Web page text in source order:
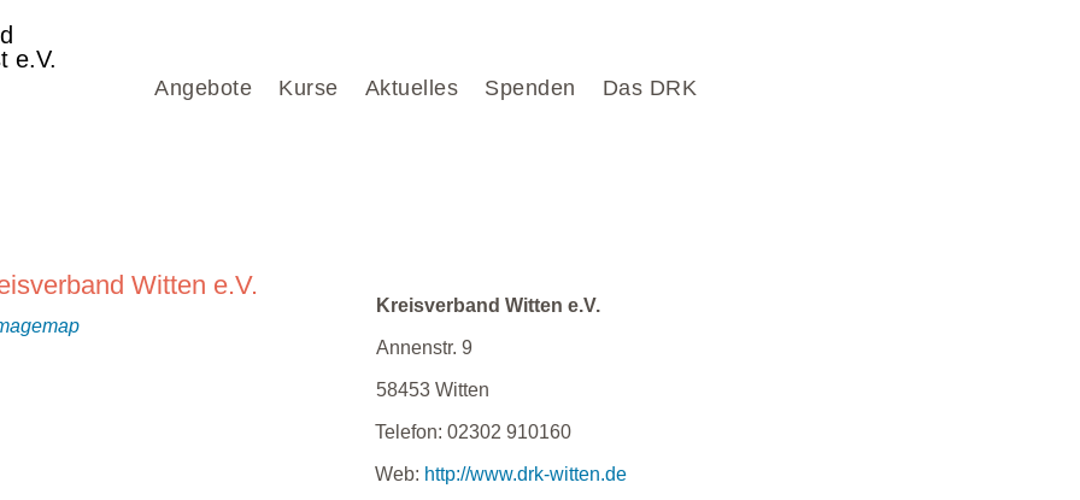
Angebote Kurse Aktuelles Spenden Das DRK
e.V.
Witten e.V.
Kreisverband Witten e.V.
Annenstr. 9
58453Witten
Telefon: 02302 910160
Web: http://www.drk-witten.de